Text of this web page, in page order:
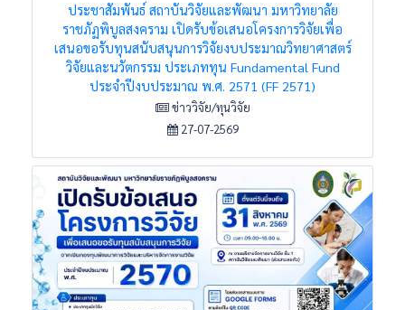
ประชาสัมพันธ์ สถาบันวิจัยและพัฒนา มหาวิทยาลัย
ราชภัฏพิบูลสงคราม เปิดรับข้อเสนอโครงการวิจัยเพื่อ
เสนอขอรับทุนสนับสนุนการวิจัยงบประมาณวิทยาศาสตร์
วิจัยและนวัตกรรม ประเภททุน Fundamental Fund
ประจำปีงบประมาณ พ.ศ. 2571 (FF 2571)
ข่าววิจัย/ทุนวิจัย
27-07-2569